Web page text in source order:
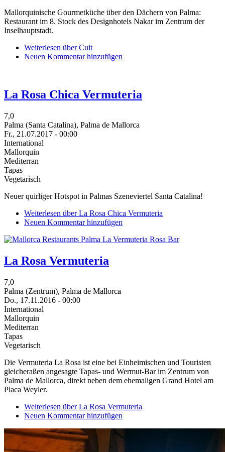
Mallorquinische Gourmetküche über den Dächern von Palma:
Restaurant im 8. Stock des Designhotels Nakar im Zentrum der
Inselhauptstadt.
Weiterlesen über Cuit
Neuen Kommentar hinzufügen
La Rosa Chica Vermuteria
7,0
Palma (Santa Catalina), Palma de Mallorca
Fr., 21.07.2017 - 00:00
International
Mallorquin
Mediterran
Tapas
Vegetarisch
Neuer quirliger Hotspot in Palmas Szeneviertel Santa Catalina!
Weiterlesen über La Rosa Chica Vermuteria
Neuen Kommentar hinzufügen
La Rosa Vermuteria
7,0
Palma (Zentrum), Palma de Mallorca
Do., 17.11.2016 - 00:00
International
Mallorquin
Mediterran
Tapas
Vegetarisch
Die Vermuteria La Rosa ist eine bei Einheimischen und Touristen
gleicheraßen angesagte Tapas- und Wermut-Bar im Zentrum von
Palma de Mallorca, direkt neben dem ehemaligen Grand Hotel am
Placa Weyler.
Weiterlesen über La Rosa Vermuteria
Neuen Kommentar hinzufügen